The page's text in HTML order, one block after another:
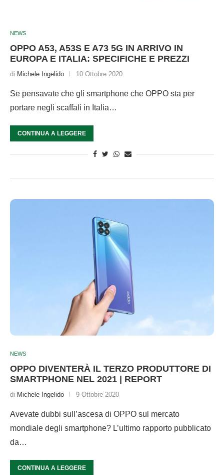
NEWS
OPPO A53, A53S E A73 5G IN ARRIVO IN
EUROPA E ITALIA: SPECIFICHE E PREZZI
di Michele Ingelido 10 Ottobre 2020
Se pensavate che gli smartphone che OPPO sta per
portare negli scaffali in Italia…
CONTINUA A LEGGERE
NEWS
OPPO DIVENTERÀ IL TERZO PRODUTTORE DI
SMARTPHONE NEL 2021 | REPORT
di Michele Ingelido 9 Ottobre 2020
Avevate dubbi sull’ascesa di OPPO sul mercato
mondiale degli smartphone? L’ultimo rapporto pubblicato
da…
CONTINUA A LEGGERE